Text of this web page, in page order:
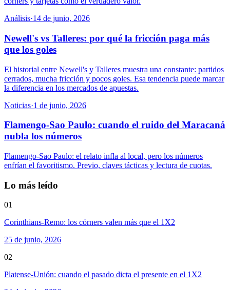
Análisis·14 de junio, 2026
Newell's vs Talleres: por qué la fricción paga más
que los goles
El historial entre Newell's y Talleres muestra una constante: partidos
cerrados, mucha fricción y pocos goles. Esa tendencia puede marcar
la diferencia en los mercados de apuestas.
Noticias·1 de junio, 2026
Flamengo-Sao Paulo: cuando el ruido del Maracaná
nubla los números
Flamengo-Sao Paulo: el relato infla al local, pero los números
enfrían el favoritismo. Previo, claves tácticas y lectura de cuotas.
Lo más leído
01
Corinthians-Remo: los córners valen más que el 1X2
25 de junio, 2026
02
Platense-Unión: cuando el pasado dicta el presente en el 1X2